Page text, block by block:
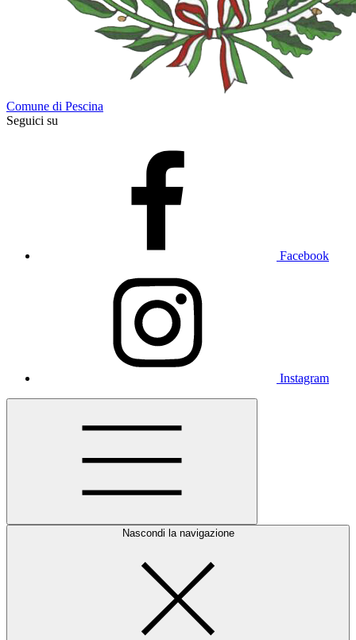
Comune di Pescina
Seguici su
Facebook
Instagram
Nascondi la navigazione